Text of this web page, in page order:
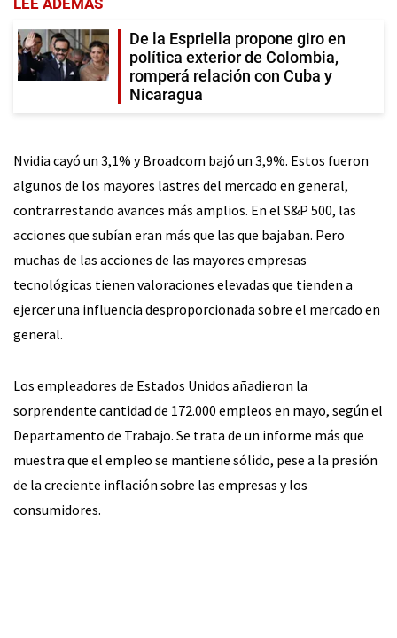
LEE ADEMÁS
De la Espriella propone giro en
política exterior de Colombia,
romperá relación con Cuba y
Nicaragua
Nvidia cayó un 3,1% y Broadcom bajó un 3,9%. Estos fueron
algunos de los mayores lastres del mercado en general,
contrarrestando avances más amplios. En el S&P 500, las
acciones que subían eran más que las que bajaban. Pero
muchas de las acciones de las mayores empresas
tecnológicas tienen valoraciones elevadas que tienden a
ejercer una influencia desproporcionada sobre el mercado en
general.
Los empleadores de Estados Unidos añadieron la
sorprendente cantidad de 172.000 empleos en mayo, según el
Departamento de Trabajo. Se trata de un informe más que
muestra que el empleo se mantiene sólido, pese a la presión
de la creciente inflación sobre las empresas y los
consumidores.